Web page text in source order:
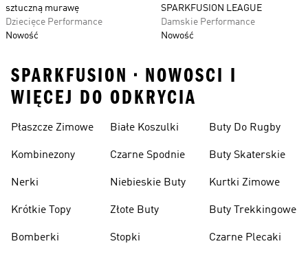
sztuczną murawę
Dziecięce Performance
Nowość
SPARKFUSION LEAGUE
Damskie Performance
Nowość
SPARKFUSION • NOWOSCI I
WIĘCEJ DO ODKRYCIA
Płaszcze Zimowe
Kombinezony
Nerki
Krótkie Topy
Bomberki
Białe Koszulki
Czarne Spodnie
Niebieskie Buty
Złote Buty
Stopki
Buty Do Rugby
Buty Skaterskie
Kurtki Zimowe
Buty Trekkingowe
Czarne Plecaki